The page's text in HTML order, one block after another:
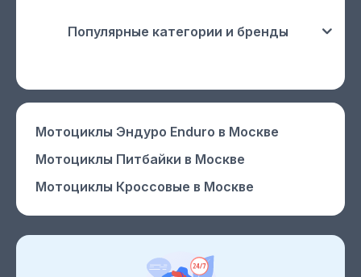
Популярные категории и бренды
Мотоциклы Эндуро Enduro в Москве
Мотоциклы Питбайки в Москве
Мотоциклы Кроссовые в Москве